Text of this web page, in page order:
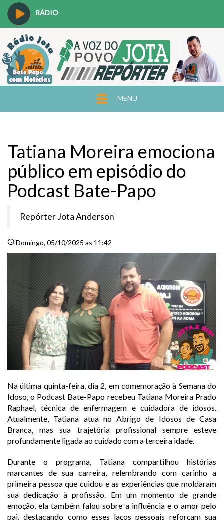
RÁDIO
MENU
Tatiana Moreira emociona
público em episódio do
Podcast Bate-Papo
Repórter Jota Anderson
scheduleDomingo, 05/10/2025 as 11:42
Na última quinta-feira, dia 2, em comemoração à Semana do
Idoso, o Podcast Bate-Papo recebeu Tatiana Moreira Prado
Raphael, técnica de enfermagem e cuidadora de idosos.
Atualmente, Tatiana atua no Abrigo de Idosos de Casa
Branca, mas sua trajetória profissional sempre esteve
profundamente ligada ao cuidado com a terceira idade.
Durante o programa, Tatiana compartilhou histórias
marcantes de sua carreira, relembrando com carinho a
primeira pessoa que cuidou e as experiências que moldaram
sua dedicação à profissão. Em um momento de grande
emoção, ela também falou sobre a influência e o amor pelo
pai, destacando como esses laços pessoais reforçam sua